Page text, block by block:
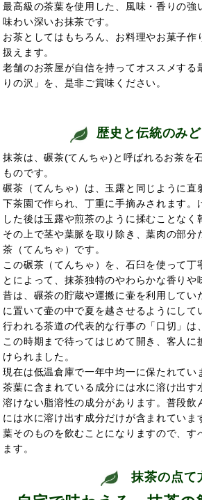
最高級の茶葉を使用した、風味・香りの強
味わい深いお抹茶です。
お茶としてはもちろん、お料理やお菓子作
扱えます。
老舗のお茶屋が自信を持ってオススメする
りの沢」を、是非ご賞味ください。
歴史と伝統のみ
抹茶は、碾茶(てんちゃ)と呼ばれるお茶を
ものです。
碾茶（てんちゃ）は、玉露と同じように直
下茶園で作られ、丁重に手摘みされます。
した後は玉露や煎茶のように揉むことなく
その上で茎や葉脈を取り除き、葉肉の部分
茶（てんちゃ）です。
この碾茶（てんちゃ）を、石臼を使って丁
とによって、抹茶独特のやわらかな香りや
昔は、碾茶の貯蔵や運搬に壷を利用してい
に置いて壷の中で夏を越させるようにして
行われる茶道の代表的な行事の「口切」は
この時期まで待ってはじめて開き、客人に
けられました。
現在は低温倉庫で一年中均一に保たれてい
茶葉に含まれている成分には水に溶け出す
溶けない脂溶性の成分があります。普段飲
には水に溶け出す成分だけが含まれていま
葉そのものを飲むことになりますので、す
ます。
抹茶の点て